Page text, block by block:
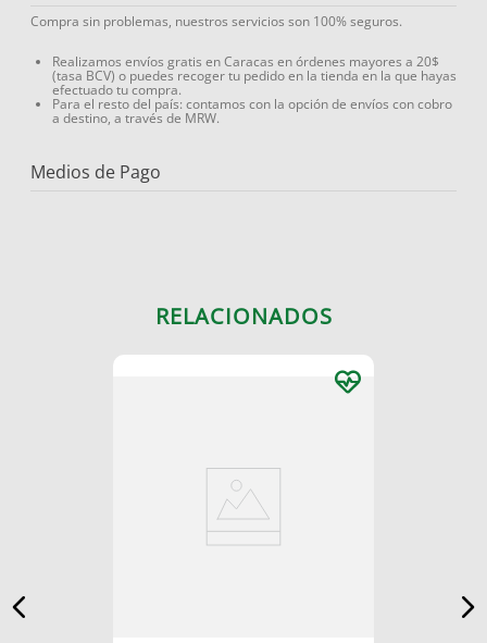
Compra sin problemas, nuestros servicios son 100% seguros.
Realizamos envíos gratis en Caracas en órdenes mayores a 20$
(tasa BCV) o puedes recoger tu pedido en la tienda en la que hayas
efectuado tu compra.
Para el resto del país: contamos con la opción de envíos con cobro
a destino, a través de MRW.
Medios de Pago
RELACIONADOS